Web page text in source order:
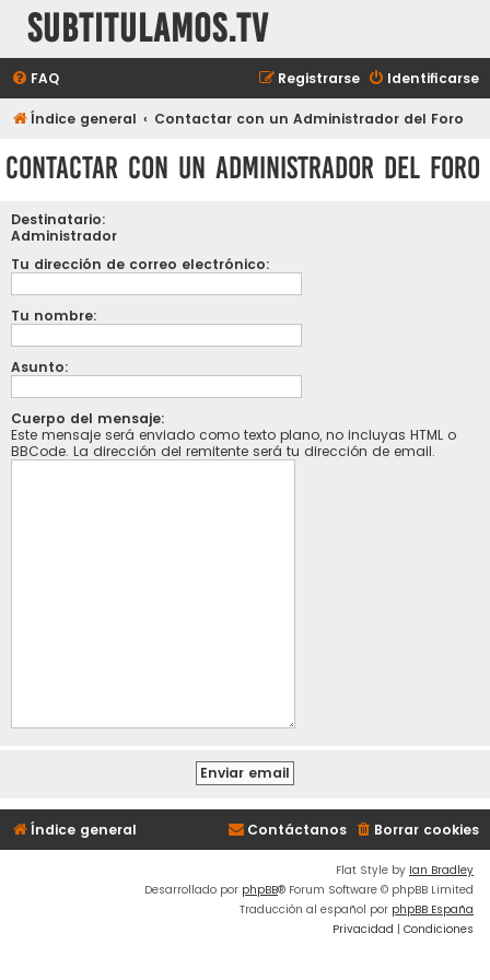
subtitulamos.tv
FAQ Identificarse
Registrarse
Índice general Contactar con un Administrador del Foro
Contactar con un Administrador del Foro
Destinatario:
Administrador
Tu dirección de correo electrónico:
Tu nombre:
Asunto:
Cuerpo del mensaje:
Este mensaje será enviado como texto plano, no incluyas HTML o
BBCode. La dirección del remitente será tu dirección de email.
Índice general Borrar cookies
Contáctanos
Flat Style by Ian Bradley
Desarrollado por phpBB® Forum Software © phpBB Limited
Traducción al español por phpBB España
Privacidad | Condiciones